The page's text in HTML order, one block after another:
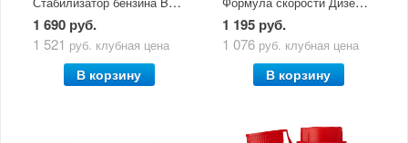
1 690 руб.
1 521 руб. клубная цена
В корзину
1 195 руб.
1 076 руб. клубная цена
В корзину